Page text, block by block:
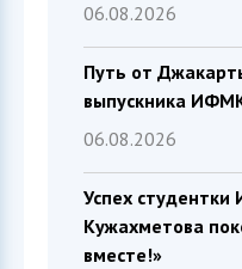
06.08.2026
Путь от
выпускника
06.08.2026
Успех
Кужахметова
вместе!»